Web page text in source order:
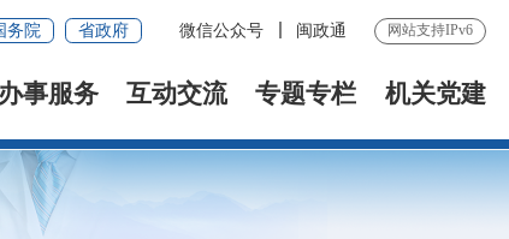
务院 省政府 微信公众号 闽政通 网站支持IPv6
办事服务 互动交流 专题专栏 机关党建